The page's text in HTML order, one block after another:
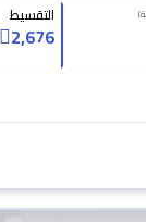
التقسيط
2,676